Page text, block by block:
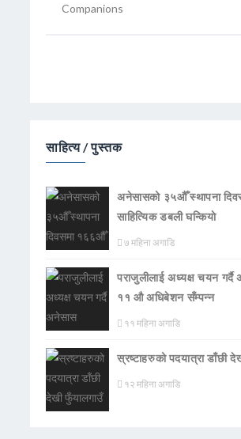
Companions
साहित्य / पुस्तक
अनेसासको ३५औँ स्थापना
साहित्यिक डबली घन्कियाे
७ महिना अगाडि
पराजुलीलाई अध्यक्ष चयन
११ औ अधिबेशन सँम्पन्न
११ महिना अगाडि
स्रष्टाहरुको पदयात्रा डाँछी
१२ महिना अगाडि